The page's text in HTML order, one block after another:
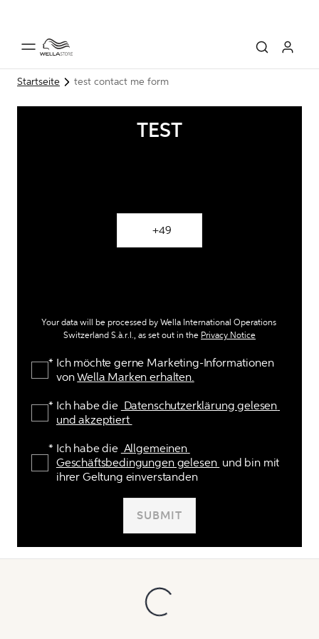
Startseite test contact me form
TEST
Your data will be processed by Wella International Operations
Switzerland S.à.r.l., as set out in the Privacy Notice
* Ich möchte gerne Marketing-Informationen
von Wella Marken erhalten.
* Ich habe die Datenschutzerklärung gelesen
und akzeptiert
* Ich habe die Allgemeinen
Geschäftsbedingungen gelesen und bin mit
ihrer Geltung einverstanden
SUBMIT